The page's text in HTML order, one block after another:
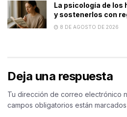
La psicología de
y sostenerlos con
8 DE AGOSTO DE 2026
Deja una respuesta
Tu dirección de correo electrónico
campos obligatorios están